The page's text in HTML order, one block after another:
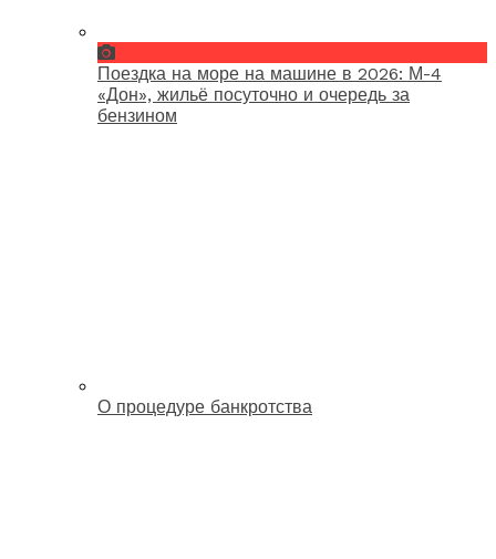
Поездка на море на машине в 2026: М-4
«Дон», жильё посуточно и очередь за
бензином
О процедуре банкротства